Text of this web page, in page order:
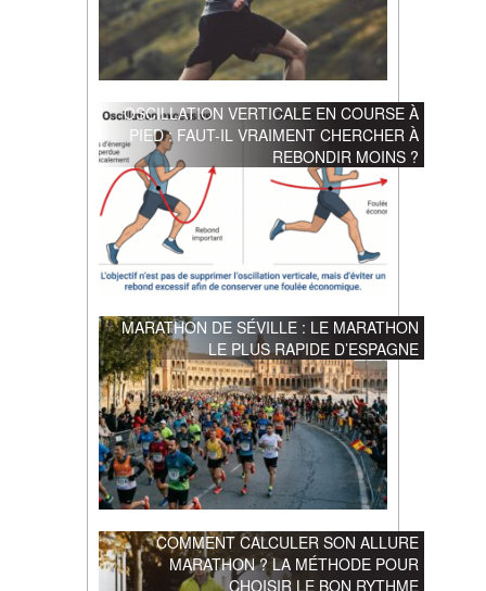
OSCILLATION VERTICALE EN COURSE À
PIED : FAUT-IL VRAIMENT CHERCHER À
REBONDIR MOINS ?
MARATHON DE SÉVILLE : LE MARATHON
LE PLUS RAPIDE D’ESPAGNE
COMMENT CALCULER SON ALLURE
MARATHON ? LA MÉTHODE POUR
CHOISIR LE BON RYTHME